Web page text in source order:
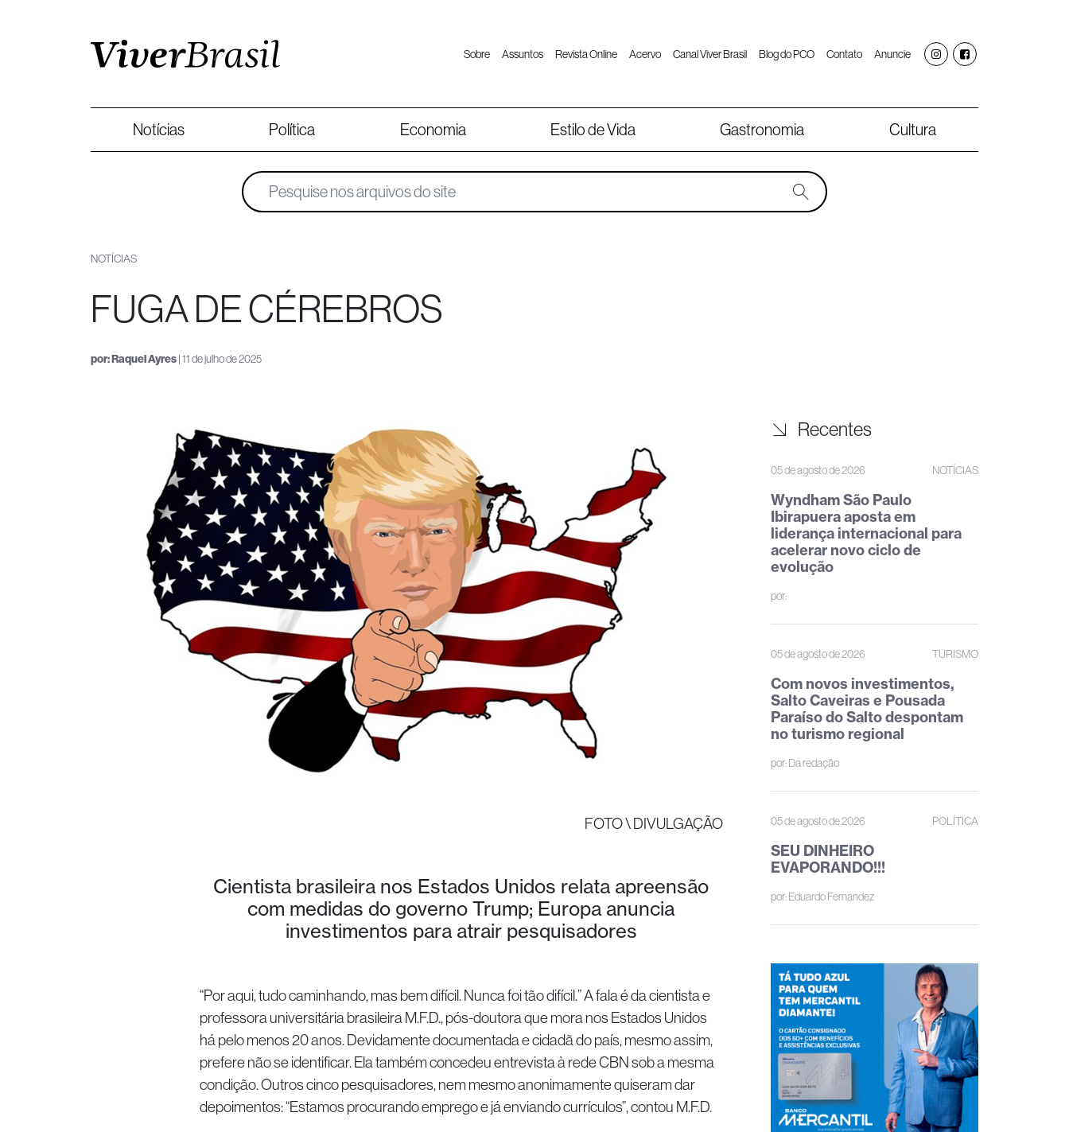
Sobre Assuntos Revista Online Acervo Canal Viver Brasil Blog do PCO Contato Anuncie
Notícias Política Economia Estilo de Vida Gastronomia Cultura
NOTÍCIAS
FUGA DE CÉREBROS
por:Raquel Ayres| 11 de julho de 2025
FOTO \ DIVULGAÇÃO
Cientista brasileira nos Estados Unidos relata apreensão
com medidas do governo Trump; Europa anuncia
investimentos para atrair pesquisadores
“Por aqui, tudo caminhando, mas bem difícil. Nunca foi tão difícil.” A fala é da cientista e
professora universitária brasileira M.F.D., pós-doutora que mora nos Estados Unidos
há pelo menos 20 anos. Devidamente documentada e cidadã do país, mesmo assim,
prefere não se identificar. Ela também concedeu entrevista à rede CBN sob a mesma
condição. Outros cinco pesquisadores, nem mesmo anonimamente quiseram dar
depoimentos: “Estamos procurando emprego e já enviando currículos”, contou M.F.D.
Recentes
05 de agosto de 2026 NOTÍCIAS
Wyndham São Paulo
Ibirapuera aposta em
liderança internacional para
acelerar novo ciclo de
evolução
por:
05 de agosto de 2026 TURISMO
Com novos investimentos,
Salto Caveiras e Pousada
Paraíso do Salto despontam
no turismo regional
por:Da redação
05 de agosto de 2026 POLÍTICA
SEU DINHEIRO
EVAPORANDO!!!
por:Eduardo Fernandez